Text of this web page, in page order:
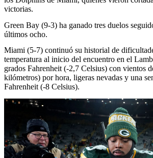
victorias.
Green Bay (9-3) ha ganado tres duelos
últimos ocho.
Miami (5-7) continuó su historial de
temperatura al inicio del encuentro en el
grados Fahrenheit (-2,7 Celsius) con vientos
kilómetros) por hora, ligeras nevadas y una
Fahrenheit (-8 Celsius).